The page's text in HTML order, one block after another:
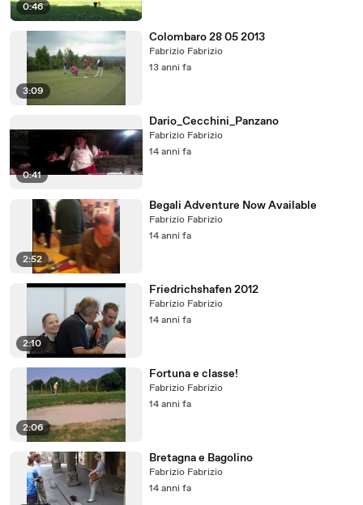
0:46
3:09
Colombaro 28 05 2013
Fabrizio Fabrizio
13 anni fa
0:41
Dario_Cecchini_Panzano
Fabrizio Fabrizio
14 anni fa
2:52
Begali Adventure Now Available
Fabrizio Fabrizio
14 anni fa
2:10
Friedrichshafen 2012
Fabrizio Fabrizio
14 anni fa
2:06
Fortuna e classe!
Fabrizio Fabrizio
14 anni fa
Bretagna e Bagolino
Fabrizio Fabrizio
14 anni fa